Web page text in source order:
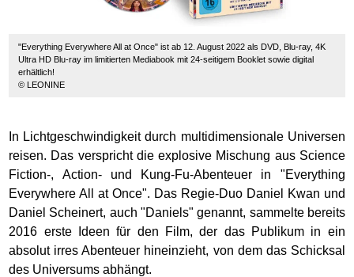
"Everything Everywhere All at Once" ist ab 12. August 2022 als DVD, Blu-ray, 4K
Ultra HD Blu-ray im limitierten Mediabook mit 24-seitigem Booklet sowie digital
erhältlich!
© LEONINE
In Lichtgeschwindigkeit durch multidimensionale Universen
reisen. Das verspricht die explosive Mischung aus Science
Fiction-, Action- und Kung-Fu-Abenteuer in "Everything
Everywhere All at Once". Das Regie-Duo Daniel Kwan und
Daniel Scheinert, auch "Daniels" genannt, sammelte bereits
2016 erste Ideen für den Film, der das Publikum in ein
absolut irres Abenteuer hineinzieht, von dem das Schicksal
des Universums abhängt.